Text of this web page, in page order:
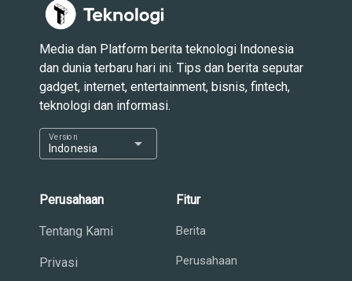
Media dan Platform berita teknologi Indonesia
dan dunia terbaru hari ini. Tips dan berita seputar
gadget, internet, entertainment, bisnis, fintech,
teknologi dan informasi.
Indonesia
Version arrow_drop_down
Perusahaan
Tentang Kami
Privasi
Fitur
Berita
Perusahaan